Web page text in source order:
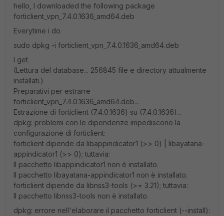
hello, I downloaded the following package
forticlient_vpn_7.4.0.1636_amd64.deb
Everytime i do
sudo dpkg -i forticlient_vpn_7.4.0.1636_amd64.deb
I get
(Lettura del database... 256845 file e directory attualmente
installati.)
Preparativi per estrarre
forticlient_vpn_7.4.0.1636_amd64.deb...
Estrazione di forticlient (7.4.0.1636) su (7.4.0.1636)...
dpkg: problemi con le dipendenze impediscono la
configurazione di forticlient:
forticlient dipende da libappindicator1 (>> 0) | libayatana-
appindicator1 (>> 0); tuttavia:
Il pacchetto libappindicator1 non è installato.
Il pacchetto libayatana-appindicator1 non è installato.
forticlient dipende da libnss3-tools (>= 3.21); tuttavia:
Il pacchetto libnss3-tools non è installato.
dpkg: errore nell'elaborare il pacchetto forticlient (--install):